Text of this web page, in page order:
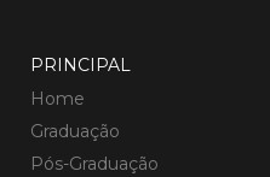
PRINCIPAL
Home
Graduação
Pós-Graduação